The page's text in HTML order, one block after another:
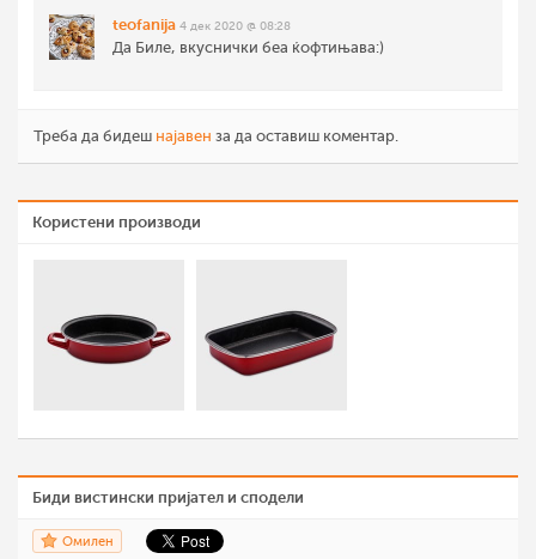
teofanija 4 дек 2020 @ 08:28
Да Биле, вкуснички беа ќофтињава:)
Треба да бидеш најавен за да оставиш коментар.
Користени производи
Биди вистински пријател и сподели
Омилен